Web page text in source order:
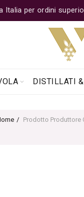
per ordini
DISTILLATI
Prodotto Produttore